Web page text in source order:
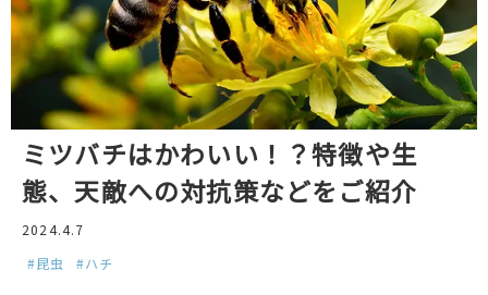
ミツバチはかわいい！？特徴や生
態、天敵への対抗策などをご紹介
2024.4.7
#昆虫
#ハチ